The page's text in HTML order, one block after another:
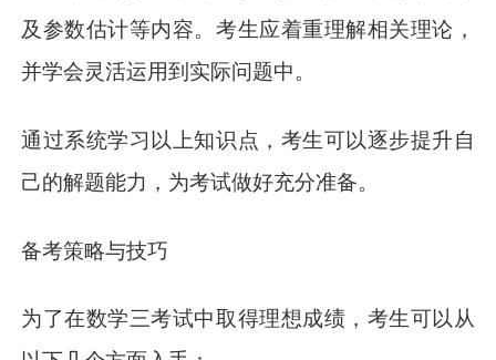
及参数估计等内容。考生应着重理解相关理论，
并学会灵活运用到实际问题中。
通过系统学习以上知识点，考生可以逐步提升自
己的解题能力，为考试做好充分准备。
备考策略与技巧
为了在数学三考试中取得理想成绩，考生可以从